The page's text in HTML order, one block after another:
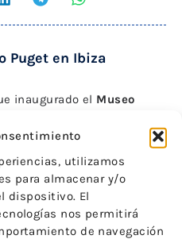
utilizamos
para almacenar y/o
dispositivo. El
nos permitirá
de navegación
Puget en Ibiza
inaugurado el Museo
en 1982 el Estado
ibicencos Narcís Puget
Puget Riquer.
de un Museo para
el Ministerio de Cultura